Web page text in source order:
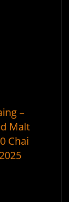
–
Malt
Chai